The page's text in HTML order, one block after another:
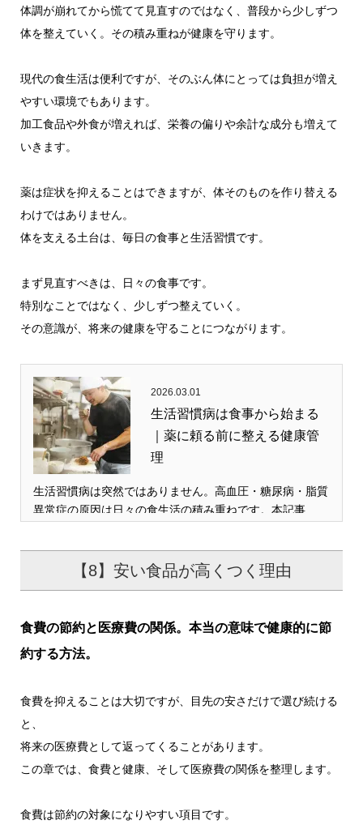
体調が崩れてから慌てて見直すのではなく、普段から少しずつ
体を整えていく。その積み重ねが健康を守ります。
現代の食生活は便利ですが、そのぶん体にとっては負担が増え
やすい環境でもあります。
加工食品や外食が増えれば、栄養の偏りや余計な成分も増えて
いきます。
薬は症状を抑えることはできますが、体そのものを作り替える
わけではありません。
体を支える土台は、毎日の食事と生活習慣です。
まず見直すべきは、日々の食事です。
特別なことではなく、少しずつ整えていく。
その意識が、将来の健康を守ることにつながります。
2026.03.01
生活習慣病は食事から始まる
｜薬に頼る前に整える健康管
理
生活習慣病は突然ではありません。高血圧・糖尿病・脂質
異常症の原因は日々の食生活の積み重ねです。本記事…
【8】安い食品が高くつく理由
食費の節約と医療費の関係。本当の意味で健康的に節
約する方法。
食費を抑えることは大切ですが、目先の安さだけで選び続ける
と、
将来の医療費として返ってくることがあります。
この章では、食費と健康、そして医療費の関係を整理します。
食費は節約の対象になりやすい項目です。